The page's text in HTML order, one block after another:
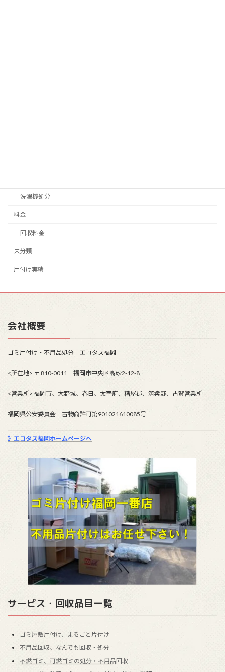
洗濯機処分
料金
回収料金
未分類
片付け実績
会社概要
ゴミ片付け・不用品処分 エコタス福岡
<所在地> 〒 810-0011 福岡市中央区高砂2-12-8
<営業所> 福岡市、大野城、春日、太宰府、糟屋郡、筑紫野、古賀営業所
福岡県公安委員会 古物商許可第901021610085号
》エコタス福岡ホームページへ
サービス・回収品目一覧
ゴミ屋敷片付け、まるごと片付け
不用品回収、なんでも回収・処分
不燃ゴミ、可燃ゴミの処分・不用品回収